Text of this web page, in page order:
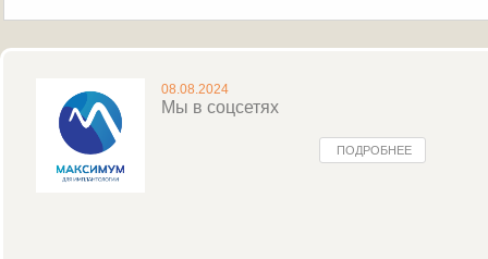
08.08.2024
Мы в соцсетях
ПОДРОБНЕЕ